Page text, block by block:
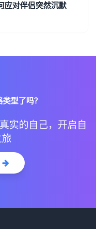
应对伴侣突然沉默
型了吗？
实的自己，开启自